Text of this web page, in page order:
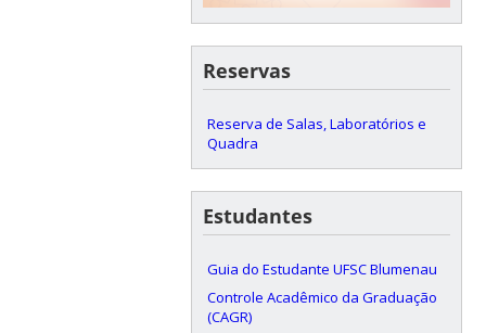
Reservas
Reserva de Salas, Laboratórios e
Quadra
Estudantes
Guia do Estudante UFSC Blumenau
Controle Acadêmico da Graduação
(CAGR)